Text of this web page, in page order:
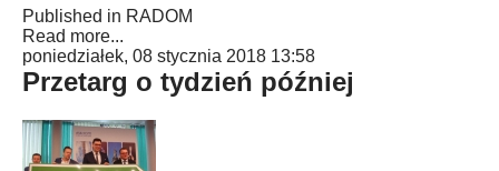
Published in RADOM
Read more...
poniedziałek, 08 stycznia 2018 13:58
Przetarg o tydzień później